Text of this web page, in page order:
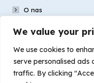
We value your
We use cookies to
serve personalised ads
traffic. By clicking
O nas
Dokumenty